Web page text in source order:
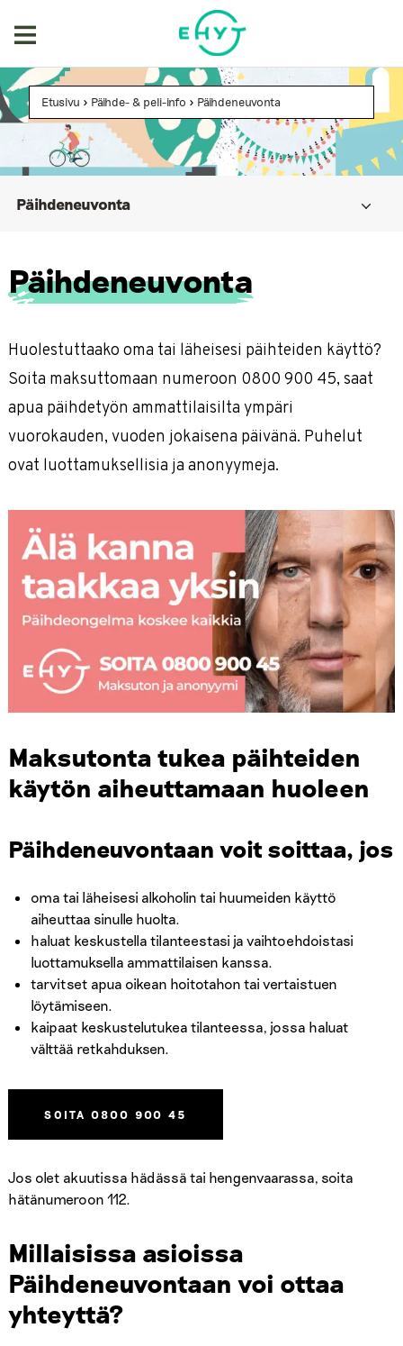
Etusivu > Päihde- & peli-info > Päihdeneuvonta
Päihdeneuvonta
Päihdeneuvonta
Huolestuttaako oma tai läheisesi päihteiden käyttö?
Soita maksuttomaan numeroon 0800 900 45, saat
apua päihdetyön ammattilaisilta ympäri
vuorokauden, vuoden jokaisena päivänä. Puhelut
ovat luottamuksellisia ja anonyymeja.
Maksutonta tukea päihteiden
käytön aiheuttamaan huoleen
Päihdeneuvontaan voit soittaa, jos
oma tai läheisesi alkoholin tai huumeiden käyttö
aiheuttaa sinulle huolta.
haluat keskustella tilanteestasi ja vaihtoehdoistasi
luottamuksella ammattilaisen kanssa.
tarvitset apua oikean hoitotahon tai vertaistuen
löytämiseen.
kaipaat keskustelutukea tilanteessa, jossa haluat
välttää retkahduksen.
SOITA 0800 900 45
Jos olet akuutissa hädässä tai hengenvaarassa, soita
hätänumeroon 112.
Millaisissa asioissa
Päihdeneuvontaan voi ottaa
yhteyttä?